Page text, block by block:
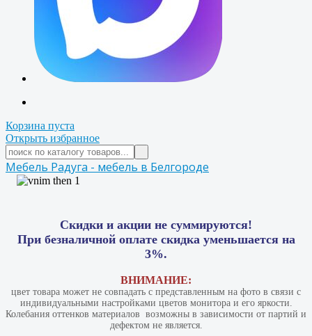
Корзина пуста
Открыть избранное
Мебель Радуга - мебель в Белгороде
Скидки и акции не суммируются!
При безналичной оплате скидка уменьшается на
3%.
ВНИМАНИЕ:
цвет товара может не совпадать с представленным на фото в связи с
индивидуальными настройками цветов монитора и его яркости.
Колебания оттенков материалов​ ​ возможны в зависимости от партий и
дефектом не является.